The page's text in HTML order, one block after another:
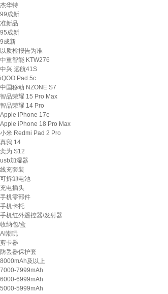
杰华特
99成新
准新品
95成新
9成新
以质检报告为准
中重智能 KTW276
中兴 远航41S
iQOO Pad 5c
中国移动 NZONE S7
智品荣耀 15 Pro Max
智品荣耀 14 Pro
Apple iPhone 17e
Apple iPhone 18 Pro Max
小米 Redmi Pad 2 Pro
真我 14
奕为 S12
usb加湿器
线充套装
可拆卸电池
充电插头
手机零部件
手机卡托
手机红外遥控器/发射器
收纳包/盒
AI潮玩
剪卡器
防丢器保护套
8000mAh及以上
7000-7999mAh
6000-6999mAh
5000-5999mAh